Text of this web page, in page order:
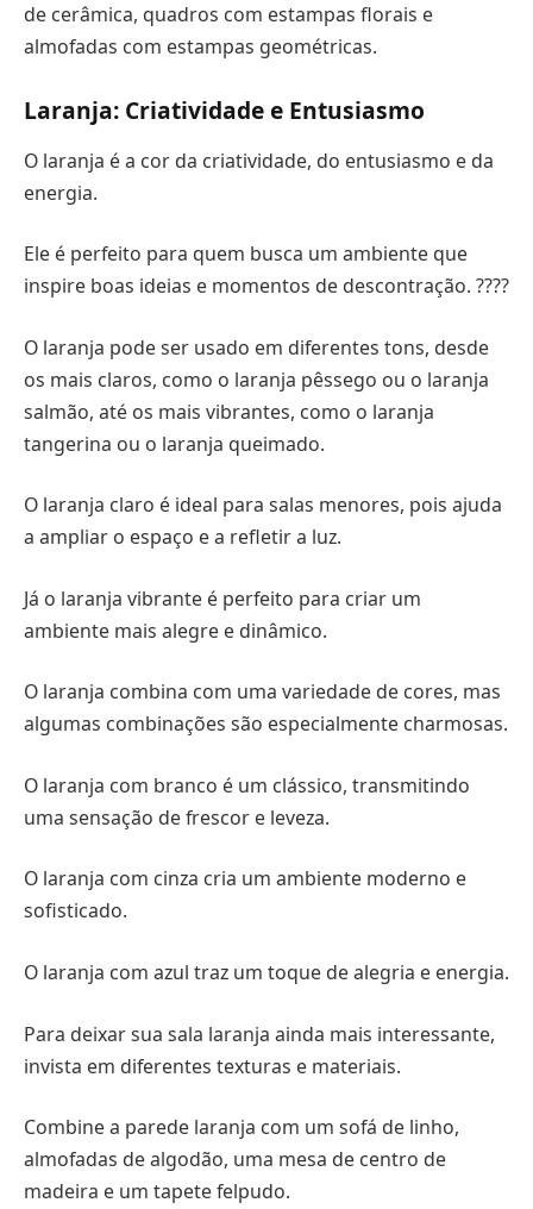
de cerâmica, quadros com estampas florais e
almofadas com estampas geométricas.
Laranja: Criatividade e Entusiasmo
O laranja é a cor da criatividade, do entusiasmo e da
energia.
Ele é perfeito para quem busca um ambiente que
inspire boas ideias e momentos de descontração. ????
O laranja pode ser usado em diferentes tons, desde
os mais claros, como o laranja pêssego ou o laranja
salmão, até os mais vibrantes, como o laranja
tangerina ou o laranja queimado.
O laranja claro é ideal para salas menores, pois ajuda
a ampliar o espaço e a refletir a luz.
Já o laranja vibrante é perfeito para criar um
ambiente mais alegre e dinâmico.
O laranja combina com uma variedade de cores, mas
algumas combinações são especialmente charmosas.
O laranja com branco é um clássico, transmitindo
uma sensação de frescor e leveza.
O laranja com cinza cria um ambiente moderno e
sofisticado.
O laranja com azul traz um toque de alegria e energia.
Para deixar sua sala laranja ainda mais interessante,
invista em diferentes texturas e materiais.
Combine a parede laranja com um sofá de linho,
almofadas de algodão, uma mesa de centro de
madeira e um tapete felpudo.